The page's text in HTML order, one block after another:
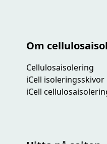
Om
Cellulosaisolering
iCell isoleringsskivor
iCell